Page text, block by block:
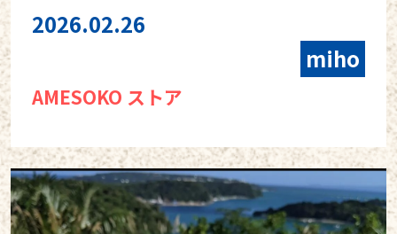
2026.02.26
miho
AMESOKO ストア